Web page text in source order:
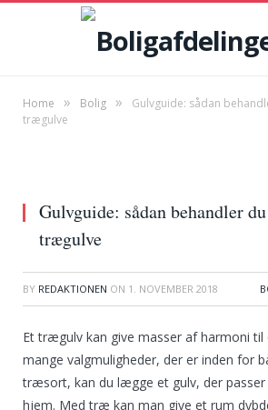
Home » Bolig »
Gulvguide: sådan
trægulve
Gulvguide: sådan behandler
trægulve
BY REDAKTIONEN ON 1. NOVEMBER 2018
Et trægulv kan give masser af harmoni
mange valgmuligheder, der er inden for
træsort, kan du lægge et gulv, der
hjem. Med træ kan man give et rum